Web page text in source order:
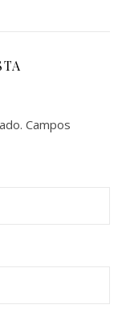
Campos